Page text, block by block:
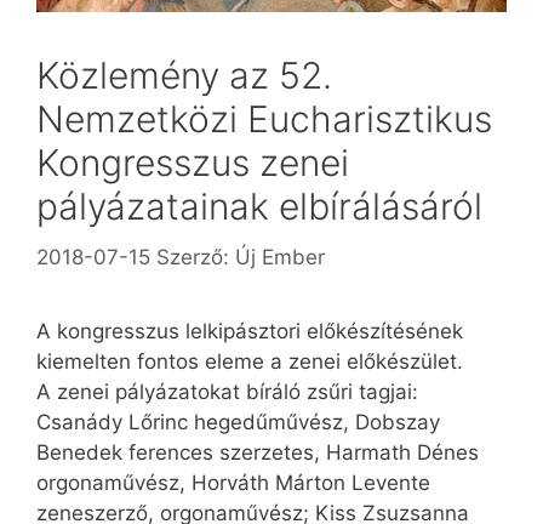
Közlemény az 52.
Nemzetközi Eucharisztikus
Kongresszus zenei
pályázatainak elbírálásáról
2018-07-15 Szerző: Új Ember
A kongresszus lelkipásztori előkészítésének
kiemelten fontos eleme a zenei előkészület.
A zenei pályázatokat bíráló zsűri tagjai:
Csanády Lőrinc hegedűművész, Dobszay
Benedek ferences szerzetes, Harmath Dénes
orgonaművész, Horváth Márton Levente
zeneszerző, orgonaművész; Kiss Zsuzsanna